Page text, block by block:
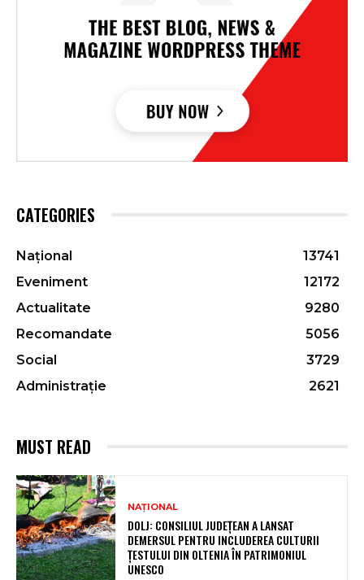
CATEGORIES
Național
13741
Eveniment
12172
Actualitate
9280
Recomandate
5056
Social
3729
Administrație
2621
MUST READ
NAȚIONAL
DOLJ: CONSILIUL JUDEȚEAN A LANSAT
DEMERSUL PENTRU INCLUDEREA CULTURII
ȚESTULUI DIN OLTENIA ÎN PATRIMONIUL
UNESCO